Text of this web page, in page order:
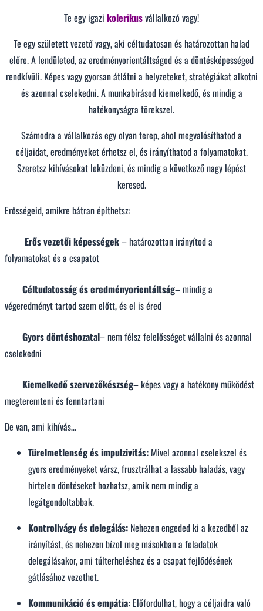
Te egy igazi kolerikusvállalkozó vagy!
Te egy született vezető vagy, aki céltudatosan és határozottan halad
előre. A lendületed, az eredményorientáltságod és a döntésképességed
rendkívüli. Képes vagy gyorsan átlátni a helyzeteket, stratégiákat alkotni
és azonnal cselekedni. A munkabírásod kiemelkedő, és mindig a
hatékonyságra törekszel.
Számodra a vállalkozás egy olyan terep, ahol megvalósíthatod a
céljaidat, eredményeket érhetsz el, és irányíthatod a folyamatokat.
Szeretsz kihívásokat leküzdeni, és mindig a következő nagy lépést
keresed.
Erősségeid, amikre bátran építhetsz:
Erős vezetői képességek– határozottan irányítod a
folyamatokat és a csapatot
Céltudatosság és eredményorientáltság– mindig a
végeredményt tartod szem előtt, és el is éred
Gyors döntéshozatal– nem félsz felelősséget vállalni és azonnal
cselekedni
Kiemelkedő szervezőkészség– képes vagy a hatékony működést
megteremteni és fenntartani
De van, ami kihívás…
Türelmetlenség és impulzivitás: Mivel azonnal cselekszel és
gyors eredményeket vársz, frusztrálhat a lassabb haladás, vagy
hirtelen döntéseket hozhatsz, amik nem mindig a
legátgondoltabbak.
Kontrollvágy és delegálás: Nehezen engeded ki a kezedből az
irányítást, és nehezen bízol meg másokban a feladatok
delegálásakor, ami túlterheléshez és a csapat fejlődésének
gátlásához vezethet.
Kommunikáció és empátia: Előfordulhat, hogy a céljaidra való